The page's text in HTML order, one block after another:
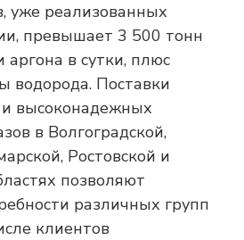
уже реализованных
превышает 3 500 тонн
аргона в сутки, плюс
водорода. Поставки
высоконадежных
в Волгоградской,
Ростовской и
позволяют
различных групп
клиентов